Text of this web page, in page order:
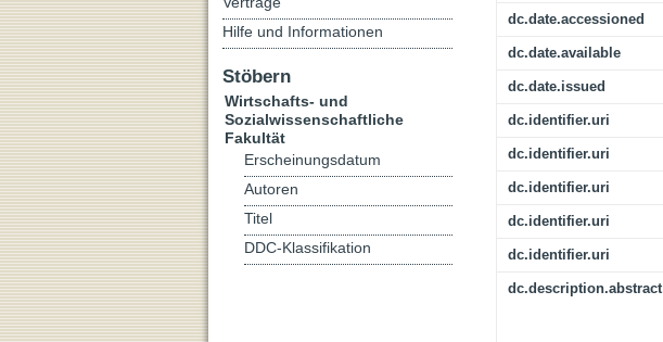
dc.date.accessioned
dc.date.available
dc.date.issued
dc.identifier.uri
dc.identifier.uri
dc.identifier.uri
dc.identifier.uri
dc.identifier.uri
dc.description.abstract
Hilfe und Informationen
Stöbern
Wirtschafts- und
Sozialwissenschaftliche
Fakultät
Erscheinungsdatum
Autoren
Titel
DDC-Klassifikation